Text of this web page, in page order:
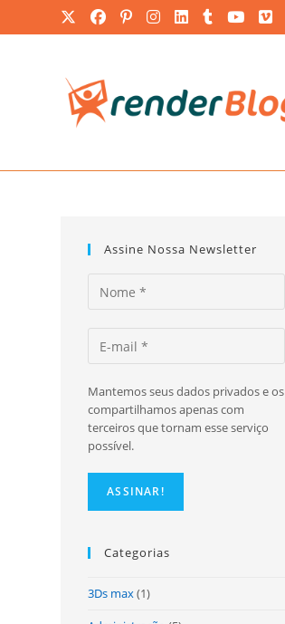
para
Assine Nossa Newsletter
Mantemos seus dados privados e os
compartilhamos apenas com
terceiros que tornam esse serviço
possível.
Categorias
3Ds max(1)